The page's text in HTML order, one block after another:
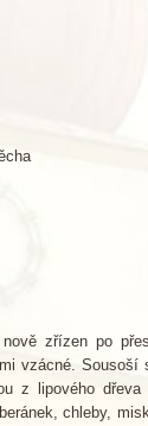
zřízen po
vzácné.
z lipového dřeva
chleby,